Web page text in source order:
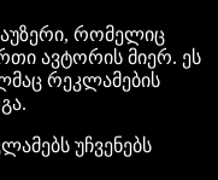
რომელიც
ავტორის მიერ. ეს
რეკლამების
უჩვენებს